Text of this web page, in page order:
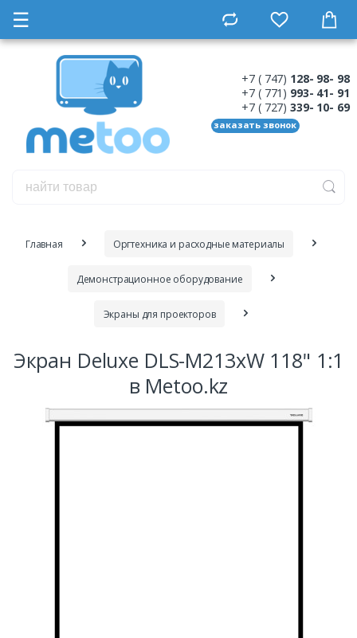
☰
+7 ( 747) 128- 98- 98
+7 ( 771) 993- 41- 91
+7 ( 727) 339- 10- 69
заказать звонок
Главная Оргтехника и расходные материалы
Демонстрационное оборудование
Экраны для проекторов
Экран Deluxe DLS-M213xW 118" 1:1
в Metoo.kz